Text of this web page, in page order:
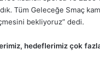
Tüm Geleceğe Smaç
bekliyoruz” dedi.
hedeflerimiz çok